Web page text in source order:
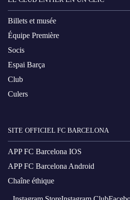
Billets et musée
Équipe Première
Socis
Espai Barça
Club
Culers
SITE OFFICIEL FC BARCELONA
APP FC Barcelona IOS
APP FC Barcelona Android
Chaîne éthique